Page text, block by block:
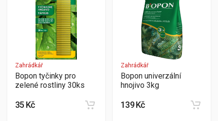
Zahrádkář
Bopon tyčinky pro
zelené rostliny 30ks
35 Kč
Zahrádkář
Bopon univerzální
hnojivo 3kg
139 Kč